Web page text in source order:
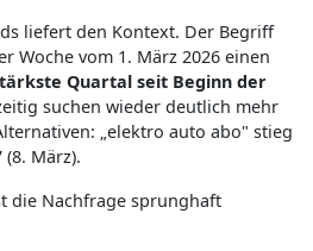
liefert den Kontext. Der Begriff
Woche vom 1. März 2026 einen
Quartal seit Beginn der
suchen wieder deutlich mehr
„elektro auto abo" stieg
März).
die Nachfrage sprunghaft